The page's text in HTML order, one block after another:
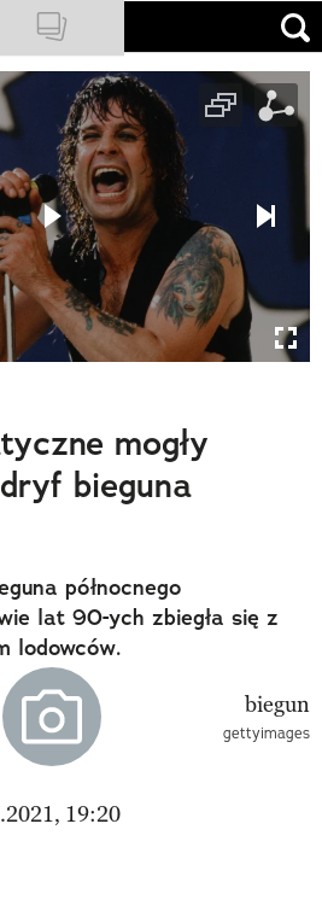
mogły
bieguna
północnego
lat 90-ych zbiegła się z
lodowców.
gettyimages
19:20